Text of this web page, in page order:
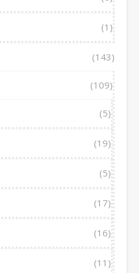
(1)
(143)
(109)
(5)
(19)
(5)
(17)
(16)
(11)